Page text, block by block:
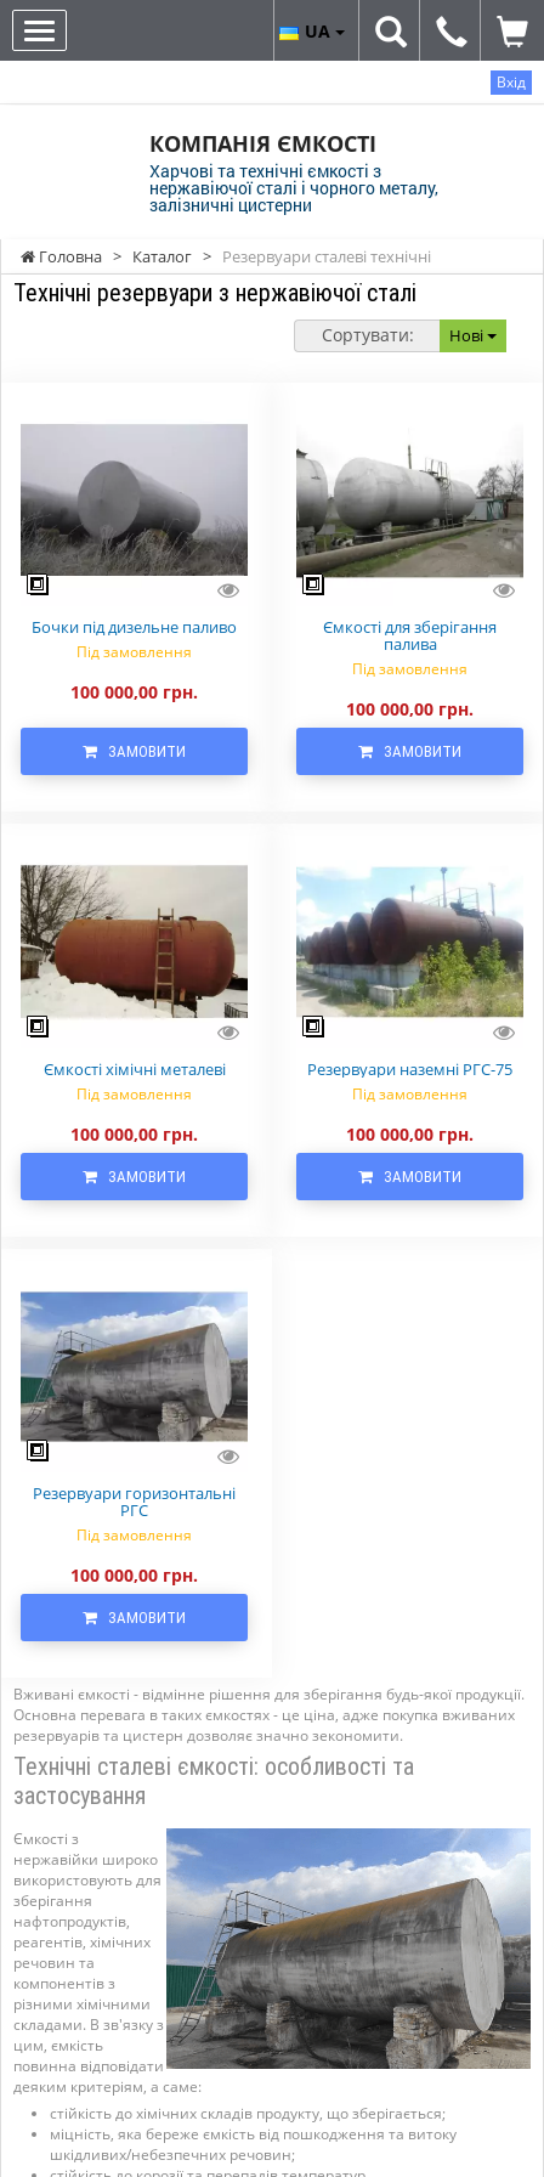
Вхід
КОМПАНІЯ ЄМКОСТІ
Харчові та технічні ємкості з
нержавіючої сталі і чорного металу,
залізничні цистерни
UA
Головна > Каталог > Резервуари сталеві технічні
Технічні резервуари з нержавіючої сталі
Сортувати: Нові
Бочки під дизельне паливо
Під замовлення
100 000,00 грн.
ЗАМОВИТИ
Ємкості для зберігання
палива
Під замовлення
100 000,00 грн.
ЗАМОВИТИ
Ємкості хімічні металеві
Під замовлення
100 000,00 грн.
ЗАМОВИТИ
Резервуари наземні РГС-75
Під замовлення
100 000,00 грн.
ЗАМОВИТИ
Резервуари горизонтальні
РГС
Під замовлення
100 000,00 грн.
ЗАМОВИТИ
Вживані ємкості - відмінне рішення для зберігання будь-якої продукції.
Основна перевага в таких ємкостях - це ціна, адже покупка вживаних
резервуарів та цистерн дозволяє значно зекономити.
Технічні сталеві ємкості: особливості та
застосування
Ємкості з
нержавійки широко
використовують для
зберігання
нафтопродуктів,
реагентів, хімічних
речовин та
компонентів з
різними хімічними
складами. В зв'язку з
цим, ємкість
повинна відповідати
деяким критеріям, а саме:
стійкість до хімічних складів продукту, що зберігається;
міцність, яка береже ємкість від пошкодження та витоку
шкідливих/небезпечних речовин;